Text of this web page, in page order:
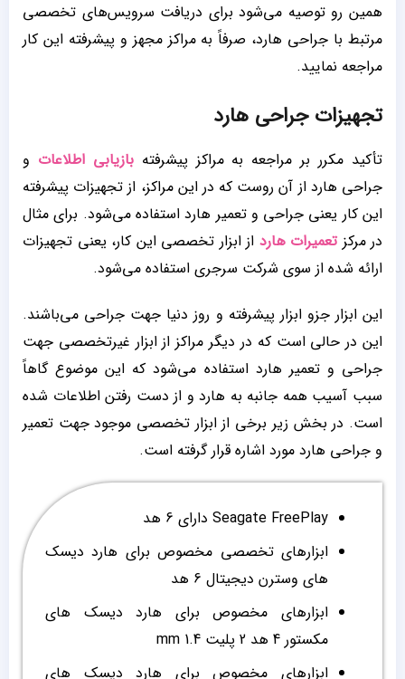
همین رو توصیه می‌شود برای دریافت سرویس‌های تخصصی
مرتبط با جراحی هارد، صرفاً به مراکز مجهز و پیشرفته این کار
مراجعه نمایید.
تجهیزات جراحی هارد
تأکید مکرر بر مراجعه به مراکز پیشرفتهبازیابی اطلاعات و
جراحی هارد از آن روست که در این مراکز، از تجهیزات پیشرفته
این کار یعنی جراحی و تعمیر هارد استفاده می‌شود. برای مثال
در مرکز تعمیرات هارد از ابزار تخصصی این کار، یعنی تجهیزات
ارائه شده از سوی شرکت سرجری استفاده می‌شود.
این ابزار جزو ابزار پیشرفته و روز دنیا جهت جراحی می‌باشند.
این در حالی است که در دیگر مراکز از ابزار غیرتخصصی جهت
جراحی و تعمیر هارد استفاده می‌شود که این موضوع گاهاً
سبب آسیب همه جانبه به هارد و از دست رفتن اطلاعات شده
است. در بخش زیر برخی از ابزار تخصصی موجود جهت تعمیر
و جراحی هارد مورد اشاره قرار گرفته است.
Seagate FreePlay دارای 6 هد
ابزارهای تخصصی مخصوص برای هارد دیسک
های وسترن دیجیتال 6 هد
ابزارهای مخصوص برای هارد دیسک های
مکستور 4 هد 2 پلیت 1.4 mm
ابزارهای مخصوص برای هارد دیسک های